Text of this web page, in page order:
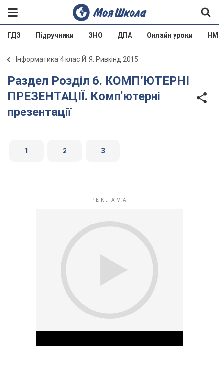
ГДЗ Підручники ЗНО ДПА Онлайн уроки
Інформатика 4 клас Й. Я. Ривкінд 2015
Раздел Розділ 6. КОМП’ЮТЕРНІ
ПРЕЗЕНТАЦІЇ. Комп'ютерні
презентації
1 2 3